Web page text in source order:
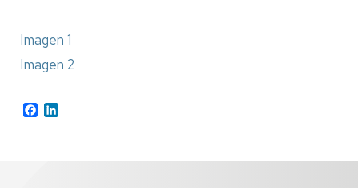
Imagen 1
Imagen 2
Facebook